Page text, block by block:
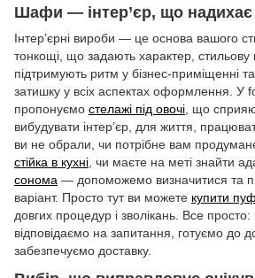
Шафи — інтер’єр, що
Інтер’єрні вироби — це основа вашого
тонкощі, що задають характер,
підтримують ритм у бізнес-приміщенні
затишку у всіх аспектах оформлення. У
пропонуємо стелажі під овочі, що
вибудувати інтер’єр, для життя,
ви не обрали, чи потрібне вам
стійка в кухні, чи маєте на меті знайти
сонома — допоможемо визначитися та
варіант. Просто тут ви можете купити
довгих процедур і зволікань. Все
відповідаємо на запитання, готуємо до
забезпечуємо доставку.